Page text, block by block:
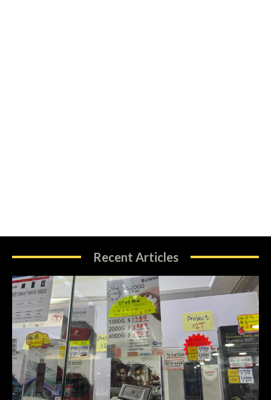
Recent Articles